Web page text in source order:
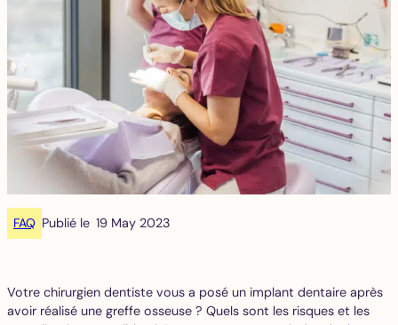
FAQ Publié le 19 May 2023
Votre chirurgien dentiste vous a posé un implant dentaire après
avoir réalisé une greffe osseuse ? Quels sont les risques et les